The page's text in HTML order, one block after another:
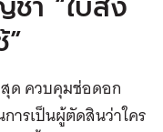
ด ควบคุมช่อดอก
ารเป็นผู้ตัดสินว่าใคร